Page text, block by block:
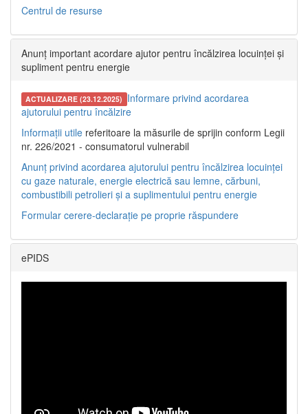
Centrul de resurse
Anunț important acordare ajutor pentru încălzirea locuinței și
supliment pentru energie
ACTUALIZARE (23.12.2025) Informare privind acordarea
ajutorului pentru încălzire
Informații utile referitoare la măsurile de sprijin conform Legii
nr. 226/2021 - consumatorul vulnerabil
Anunț privind acordarea ajutorului pentru încălzirea locuinței
cu gaze naturale, energie electrică sau lemne, cărbuni,
combustibili petrolieri și a suplimentului pentru energie
Formular cerere-declarație pe proprie răspundere
ePIDS